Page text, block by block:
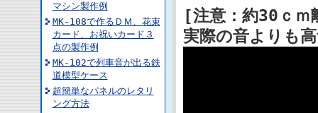
マシン製作例
MK-108で作るＤＭ、花束
カード、お祝いカード３
点の製作例
MK-102で列車音が出る鉄
道模型ケース
超簡単なパネルのレタリ
ング方法
[注意：約30ｃｍ
実際の音よりも